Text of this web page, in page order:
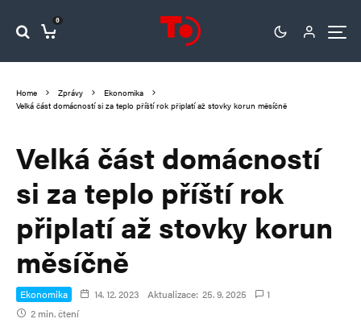
0
Home Zprávy
Ekonomika
Velká část domácností si za teplo příští rok připlatí až stovky korun měsíčně
Velká část domácností
si za teplo příští rok
připlatí až stovky korun
měsíčně
Ekonomika 14. 12. 2023 Aktualizace: 25. 9. 2025
1
2 min. čtení